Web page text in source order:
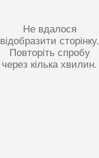
Не вдалося
відобразити сторінку.
Повторіть спробу
через кілька хвилин.